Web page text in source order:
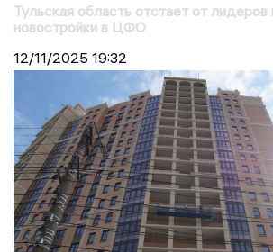
Тульская область отстает от лидеров
новостройки в ЦФО
12/11/2025 19:32